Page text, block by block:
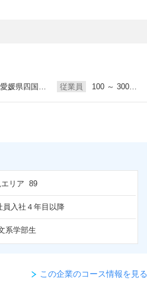
愛媛県四国中央市 従業員 100 ～ 300人未満
エリア 89
員入社４年目以降
系学部生
この企業のコース情報を見る